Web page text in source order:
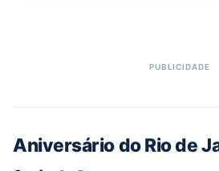
Aniversário do Rio de